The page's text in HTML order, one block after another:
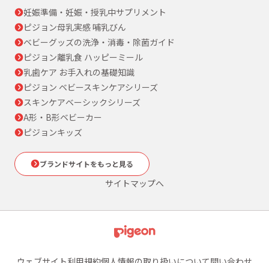
妊娠準備・妊娠・授乳中サプリメント
ピジョン母乳実感 哺乳びん
ベビーグッズの洗浄・消毒・除菌ガイド
ピジョン離乳食 ハッピーミール
乳歯ケア お手入れの基礎知識
ピジョン ベビースキンケアシリーズ
スキンケアベーシックシリーズ
A形・B形ベビーカー
ピジョンキッズ
ブランドサイトをもっと見る
サイトマップへ